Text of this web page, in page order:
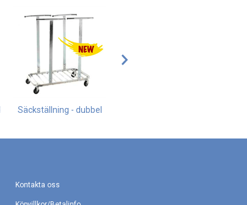
Säckställning - dubbel
Kontakta oss